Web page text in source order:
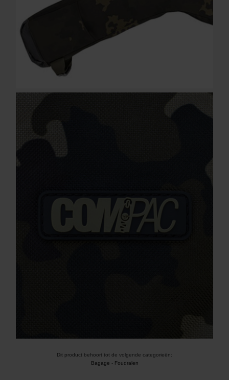
Dit product behoort tot de volgende categorieën:
Bagage - Foudralen